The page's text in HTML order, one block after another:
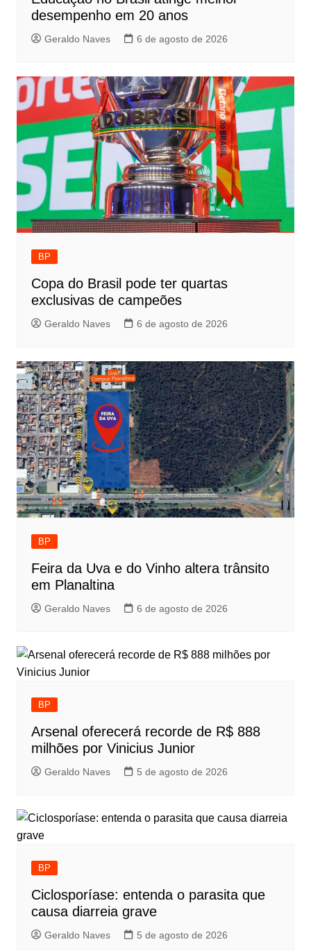
desempenho em 20 anos
Geraldo Naves 6 de agosto de 2026
BP
Copa do Brasil pode ter quartas
exclusivas de campeões
Geraldo Naves 6 de agosto de 2026
BP
Feira da Uva e do Vinho altera trânsito
em Planaltina
Geraldo Naves 6 de agosto de 2026
BP
Arsenal oferecerá recorde de R$ 888
milhões por Vinicius Junior
Geraldo Naves 5 de agosto de 2026
BP
Ciclosporíase: entenda o parasita que
causa diarreia grave
Geraldo Naves 5 de agosto de 2026